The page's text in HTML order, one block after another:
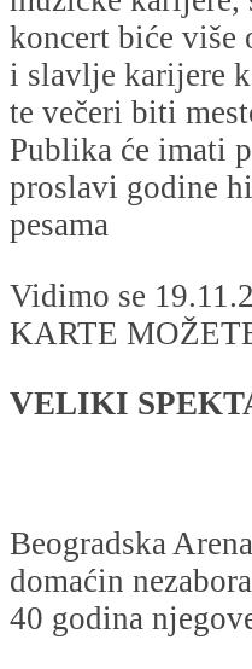
koncert biće više
i slavlje karijere
te večeri biti
Publika će imati
proslavi godine
pesama
Vidimo se
KARTE
VELIKI
Beogradska
domaćin
40 godina